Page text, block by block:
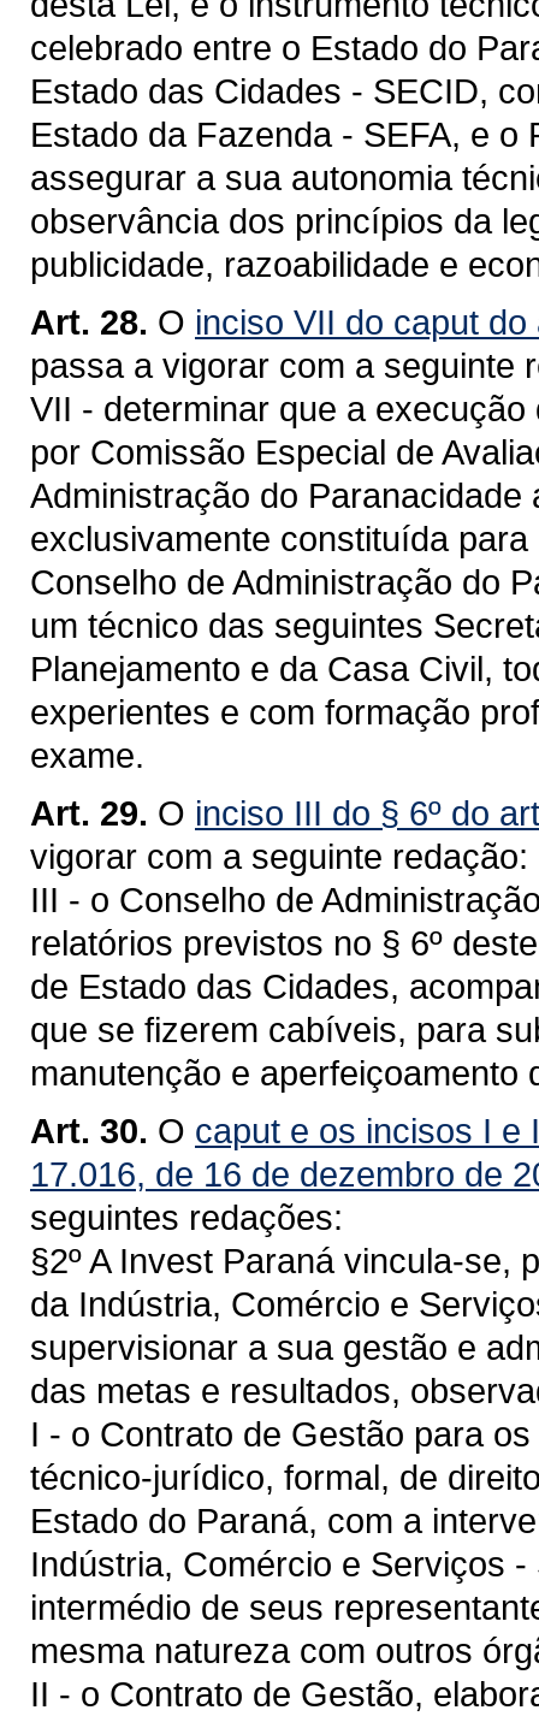
celebrado entre o Estado do
Estado das Cidades - SECID,
Estado da Fazenda - SEFA, e o
assegurar a sua autonomia
observância dos princípios da
publicidade, razoabilidade e
Art. 28. O inciso VII do caput
passa a vigorar com a seguinte
VII - determinar que a
por Comissão Especial de
Administração do
exclusivamente constituída
Conselho de Administração do
um técnico das seguintes
Planejamento e da Casa Civil,
experientes e com formação
exame.
Art. 29. O inciso III do § 6º do
vigorar com a seguinte redação:
III - o Conselho de
relatórios previstos no § 6º
de Estado das Cidades,
que se fizerem cabíveis, para
manutenção e aperfeiçoamento
Art. 30. O caput e os incisos I e
17.016, de 16 de dezembro de
seguintes redações:
§2º A Invest Paraná vincula-se,
da Indústria, Comércio e
supervisionar a sua gestão e
das metas e resultados,
I - o Contrato de Gestão para
técnico-jurídico, formal, de
Estado do Paraná, com a
Indústria, Comércio e Serviços
intermédio de seus
mesma natureza com outros
II - o Contrato de Gestão,